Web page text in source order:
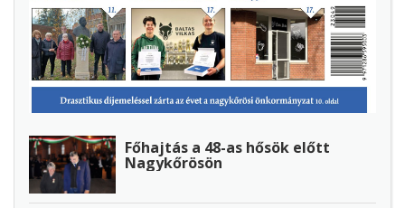
Főhajtás a 48-as hősök előtt
Nagykőrösön